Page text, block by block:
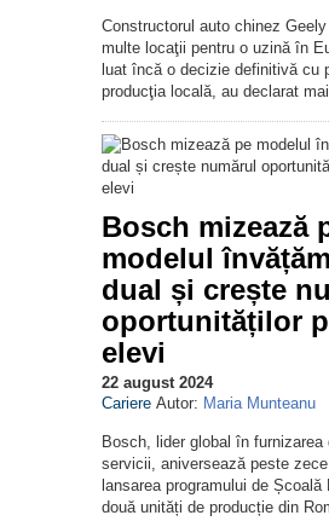
Constructorul auto chinez
multe locaţii pentru o uzină în
luat încă o decizie definitivă cu
producţia locală, au declarat
Bosch mizează
modelul
dual și crește
oportunităților
elevi
22 august 2024
Cariere Autor: Maria Munteanu
Bosch, lider global în furnizarea
servicii, aniversează peste
lansarea programului de
două unități de producție din